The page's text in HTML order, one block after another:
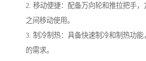
2. 移动便捷：配备万向轮和推拉把手，
之间移动使用。
3. 制冷制热：具备快速制冷和制热功能
的需求。